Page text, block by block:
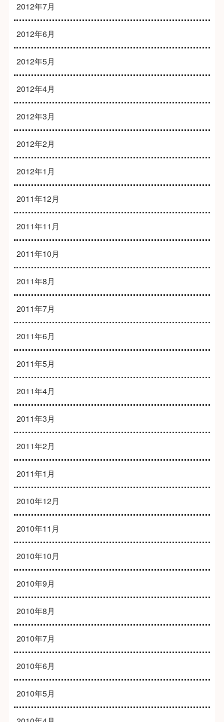
2012年7月
2012年6月
2012年5月
2012年4月
2012年3月
2012年2月
2012年1月
2011年12月
2011年11月
2011年10月
2011年8月
2011年7月
2011年6月
2011年5月
2011年4月
2011年3月
2011年2月
2011年1月
2010年12月
2010年11月
2010年10月
2010年9月
2010年8月
2010年7月
2010年6月
2010年5月